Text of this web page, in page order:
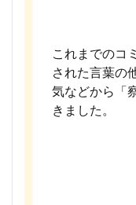
これまでのコ
された言葉の
気などから「
きました。